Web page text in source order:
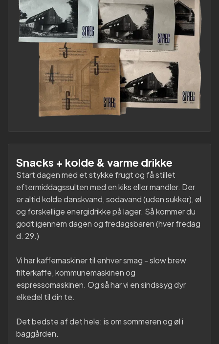
Snacks + kolde & varme drikke
Start dagen med et stykke frugt og få stillet
eftermiddagssulten med en kiks eller mandler. Der
er altid kolde danskvand, sodavand (uden sukker), øl
og forskellige energidrikke på lager. Så kommer du
godt igennem dagen og fredagsbaren (hver fredag
d. 29.)
Vi har kaffemaskiner til enhver smag - slow brew
filterkaffe, kommunemaskinen og
espressomaskinen. Og så har vi en sindssyg dyr
elkedel til din te.
Det bedste af det hele: is om sommeren og øl i
baggården.